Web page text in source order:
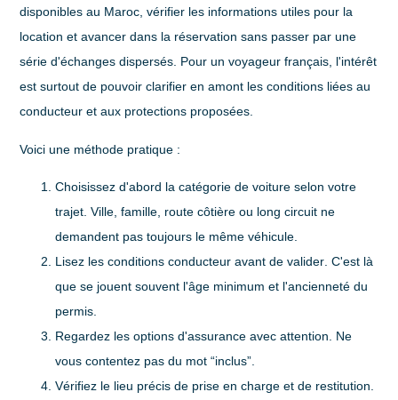
disponibles au Maroc, vérifier les informations utiles pour la
location et avancer dans la réservation sans passer par une
série d'échanges dispersés. Pour un voyageur français, l'intérêt
est surtout de pouvoir clarifier en amont les conditions liées au
conducteur et aux protections proposées.
Voici une méthode pratique :
Choisissez d'abord la catégorie de voiture selon votre
trajet . Ville, famille, route côtière ou long circuit ne
demandent pas toujours le même véhicule.
Lisez les conditions conducteur avant de valider . C'est là
que se jouent souvent l'âge minimum et l'ancienneté du
permis.
Regardez les options d'assurance avec attention . Ne
vous contentez pas du mot “inclus”.
Vérifiez le lieu précis de prise en charge et de restitution